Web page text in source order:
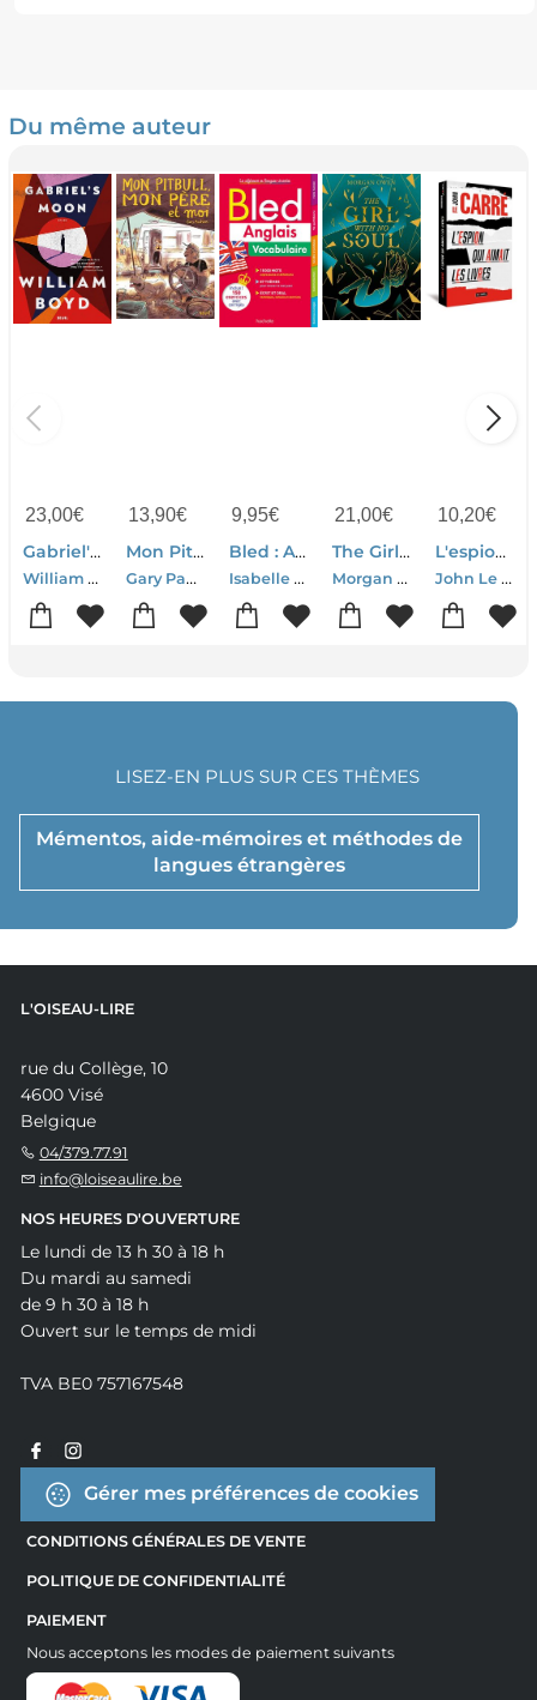
Du même auteur
23,00€
Gabriel's Moon
William Boyd
13,90€
Mon Pitbull, Mon Pere Et Moi...
Gary Paulsen
9,95€
Bled : Anglais ; Vocabulaire
Isabelle Perrin-Annie Sussel-Bernard Cros
21,00€
The Girl With No Soul Tome 1
Morgan Owen
10,20€
L'espion Qui Aimait Les Livres
John Le Carre
Mémentos, aide-mémoires et méthodes de
langues étrangères
LISEZ-EN PLUS SUR CES THÈMES
L'OISEAU-LIRE
rue du Collège, 10
4600 Visé
Belgique
04/379.77.91
info@loiseaulire.be
NOS HEURES D'OUVERTURE
Le lundi de 13 h 30 à 18 h
Du mardi au samedi
de 9 h 30 à 18 h
Ouvert sur le temps de midi
TVA BE0 757167548
Gérer mes préférences de cookies
CONDITIONS GÉNÉRALES DE VENTE
POLITIQUE DE CONFIDENTIALITÉ
PAIEMENT
Nous acceptons les modes de paiement suivants